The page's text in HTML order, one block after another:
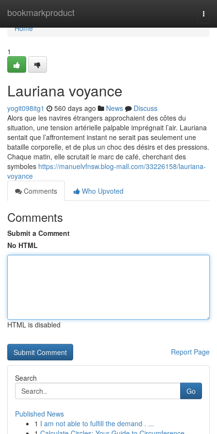
bookmarkproduct
Home
Home
1
Lauriana voyance
yogit098itg1 560 days ago News
Discuss
Alors que les navires étrangers approchaient des côtes du
situation, une tension artérielle palpable imprégnait l’air. Lauriana
sentait que l’affrontement instant ne serait pas seulement une
bataille corporelle, et de plus un choc des désirs et des pressions.
Chaque matin, elle scrutait le marc de café, cherchant des
symboles https://manuelvfnsw.blog-mall.com/33226158/lauriana-
voyance
Comments
Who Upvoted
Comments
Submit a Comment
No HTML
HTML is disabled
Report Page
Search
Go
Published News
1 I am not able to fulfill the demand . ...